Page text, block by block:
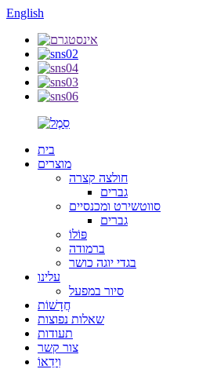
English
בית
מוצרים
חולצה קצרה
גברים
סווטשירט ומכנסיים
גברים
פּוֹלוֹ
ברמודה
בגדי יוגה כושר
עלינו
סיור במפעל
חֲדָשׁוֹת
שאלות נפוצות
תעודות
צור קשר
וִידֵאוֹ